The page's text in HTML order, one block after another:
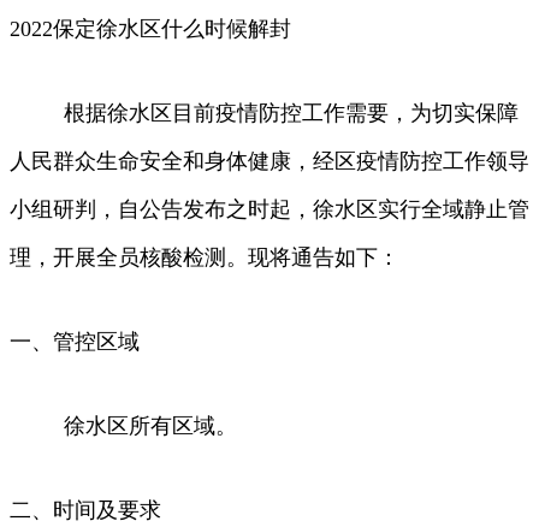
2022保定徐水区什么时候解封
根据徐水区目前疫情防控工作需要，为切实保障
人民群众生命安全和身体健康，经区疫情防控工作领导
小组研判，自公告发布之时起，徐水区实行全域静止管
理，开展全员核酸检测。现将通告如下：
一、管控区域
徐水区所有区域。
二、时间及要求